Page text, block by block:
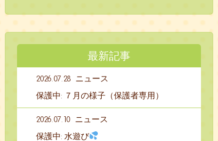
最新記事
2026.07.28
ニュース
保護中: ７月の様子（保護者専用）
2026.07.10
ニュース
保護中: 水遊び